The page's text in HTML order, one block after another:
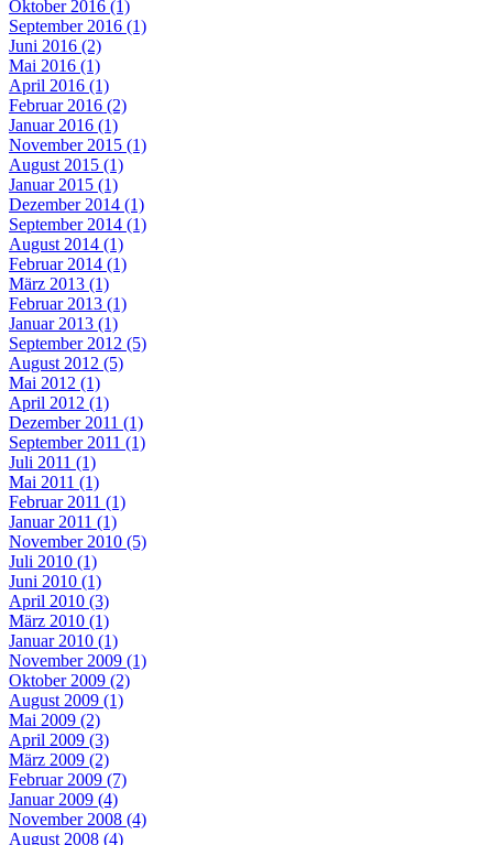
Oktober 2016 (1)
September 2016 (1)
Juni 2016 (2)
Mai 2016 (1)
April 2016 (1)
Februar 2016 (2)
Januar 2016 (1)
November 2015 (1)
August 2015 (1)
Januar 2015 (1)
Dezember 2014 (1)
September 2014 (1)
August 2014 (1)
Februar 2014 (1)
März 2013 (1)
Februar 2013 (1)
Januar 2013 (1)
September 2012 (5)
August 2012 (5)
Mai 2012 (1)
April 2012 (1)
Dezember 2011 (1)
September 2011 (1)
Juli 2011 (1)
Mai 2011 (1)
Februar 2011 (1)
Januar 2011 (1)
November 2010 (5)
Juli 2010 (1)
Juni 2010 (1)
April 2010 (3)
März 2010 (1)
Januar 2010 (1)
November 2009 (1)
Oktober 2009 (2)
August 2009 (1)
Mai 2009 (2)
April 2009 (3)
März 2009 (2)
Februar 2009 (7)
Januar 2009 (4)
November 2008 (4)
August 2008 (4)